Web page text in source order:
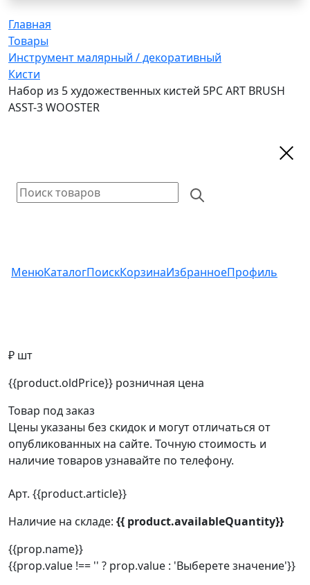
Главная
Товары
Инструмент малярный / декоративный
Кисти
Набор из 5 художественных кистей 5PC ART BRUSH
ASST-3 WOOSTER
МенюКаталогПоискКорзинаИзбранноеПрофиль
₽ шт
{{product.oldPrice}} розничная цена
Товар под заказ
Цены указаны без скидок и могут отличаться от
опубликованных на сайте. Точную стоимость и
наличие товаров узнавайте по телефону.
Арт. {{product.article}}
Наличие на складе: {{ product.availableQuantity}}
{{prop.name}}
{{prop.value !== '' ? prop.value : 'Выберете значение'}}